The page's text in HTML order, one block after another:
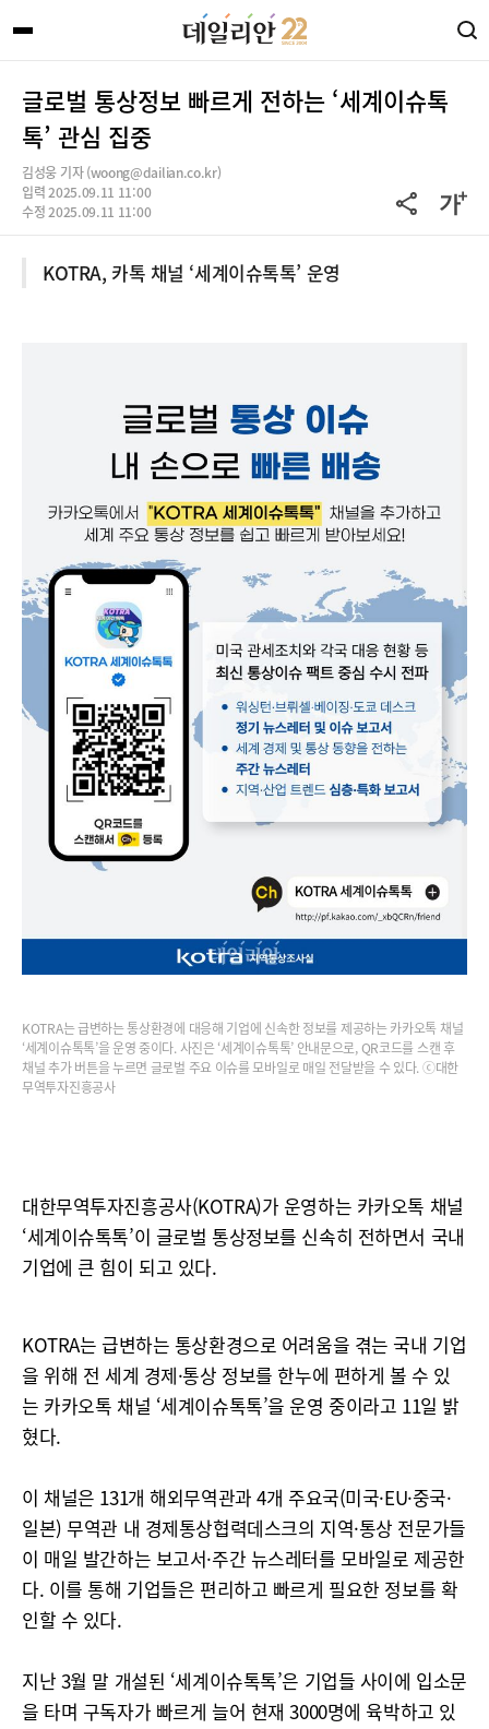
글로벌 통상정보 빠르게 전하는 ‘세계이슈톡
톡’ 관심 집중
김성웅 기자 (woong@dailian.co.kr)
입력 2025.09.11 11:00
수정 2025.09.11 11:00
KOTRA, 카톡 채널 ‘세계이슈톡톡’ 운영
KOTRA는 급변하는 통상환경에 대응해 기업에 신속한 정보를 제공하는 카카오톡 채널
‘세계이슈톡톡’을 운영 중이다. 사진은 ‘세계이슈톡톡’ 안내문으로, QR코드를 스캔 후
채널 추가 버튼을 누르면 글로벌 주요 이슈를 모바일로 매일 전달받을 수 있다. ⓒ대한
무역투자진흥공사
대한무역투자진흥공사(KOTRA)가 운영하는 카카오톡 채널
‘세계이슈톡톡’이 글로벌 통상정보를 신속히 전하면서 국내
기업에 큰 힘이 되고 있다.
KOTRA는 급변하는 통상환경으로 어려움을 겪는 국내 기업
을 위해 전 세계 경제·통상 정보를 한누에 편하게 볼 수 있
는 카카오톡 채널 ‘세계이슈톡톡’을 운영 중이라고 11일 밝
혔다.
이 채널은 131개 해외무역관과 4개 주요국(미국·EU·중국·
일본) 무역관 내 경제통상협력데스크의 지역·통상 전문가들
이 매일 발간하는 보고서·주간 뉴스레터를 모바일로 제공한
다. 이를 통해 기업들은 편리하고 빠르게 필요한 정보를 확
인할 수 있다.
지난 3월 말 개설된 ‘세계이슈톡톡’은 기업들 사이에 입소문
을 타며 구독자가 빠르게 늘어 현재 3000명에 육박하고 있